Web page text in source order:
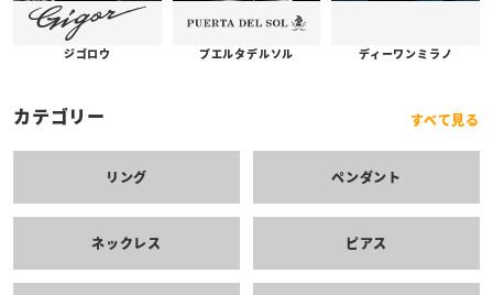
ジゴロウ プエルタデルソル ディーワンミラノ
カテゴリー すべて見る
リング ペンダント
ネックレス ピアス